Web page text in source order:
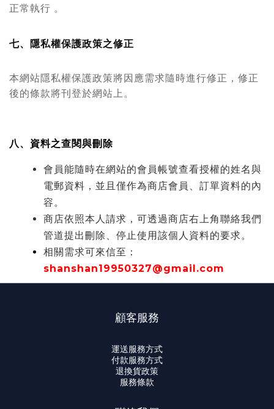
正常執行 。
七、隱私權保護政策之修正
本網站隱私權保護政策將因應需求隨時進行修正，修正
後的條款將刊登於網站上。
八、資料之查閱與刪除
會員能隨時在網站的會員帳號查看授權的姓名與
電郵資料，並且僅作為商店會員、訂單資料的內
容。
商店依照本人請求，可透過商店右上角聯絡我們
管道提出刪除、停止使用該個人資料的要求。
相關需求可來信至：
shanshan19950327@gmail.com
顧客服務
運送服務方式
付款服務方式
退換貨政策
服務條款